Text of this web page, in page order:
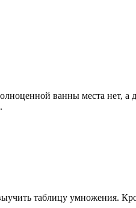
ванны места нет, а
таблицу умножения.